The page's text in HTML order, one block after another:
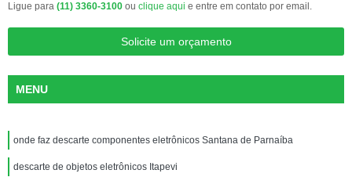
Ligue para (11) 3360-3100 ou clique aqui e entre em contato por email.
Solicite um orçamento
MENU
onde faz descarte componentes eletrônicos Santana de Parnaíba
descarte de objetos eletrônicos Itapevi